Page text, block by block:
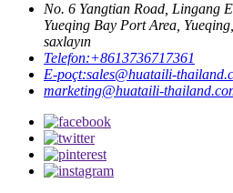
No. 6 Yangtian Road, Lingang
Yueqing Bay Port Area,
saxlayın
Telefon:+8613736717361
E-poçt:sales@huataili-
marketing@huataili-